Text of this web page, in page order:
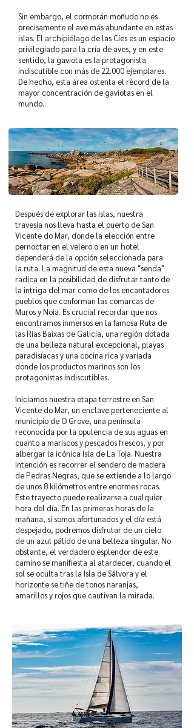
Sin embargo, el cormorán moñudo no es
precisamente el ave más abundante en estas
islas. El archipiélago de las Cíes es un espacio
privilegiado para la cría de aves, y en este
sentido, la gaviota es la protagonista
indiscutible con más de 22.000 ejemplares.
De hecho, esta área ostenta el récord de la
mayor concentración de gaviotas en el
mundo.
Después de explorar las islas, nuestra
travesía nos lleva hasta el puerto de San
Vicente do Mar, donde la elección entre
pernoctar en el velero o en un hotel
dependerá de la opción seleccionada para
la ruta. La magnitud de esta nueva "senda"
radica en la posibilidad de disfrutar tanto de
la intriga del mar como de los encantadores
pueblos que conforman las comarcas de
Muros y Noia. Es crucial recordar que nos
encontramos inmersos en la famosa Ruta de
las Rías Baixas de Galicia, una región dotada
de una belleza natural excepcional, playas
paradisíacas y una cocina rica y variada
donde los productos marinos son los
protagonistas indiscutibles.
Iniciamos nuestra etapa terrestre en San
Vicente do Mar, un enclave perteneciente al
municipio de O Grove, una península
reconocida por la opulencia de sus aguas en
cuanto a mariscos y pescados frescos, y por
albergar la icónica Isla de La Toja. Nuestra
intención es recorrer el sendero de madera
de Pedras Negras, que se extiende a lo largo
de unos 8 kilómetros entre enormes rocas.
Este trayecto puede realizarse a cualquier
hora del día. En las primeras horas de la
mañana, si somos afortunados y el día está
despejado, podremos disfrutar de un cielo
de un azul pálido de una belleza singular. No
obstante, el verdadero esplendor de este
camino se manifiesta al atardecer, cuando el
sol se oculta tras la Isla de Sálvora y el
horizonte se tiñe de tonos naranjas,
amarillos y rojos que cautivan la mirada.